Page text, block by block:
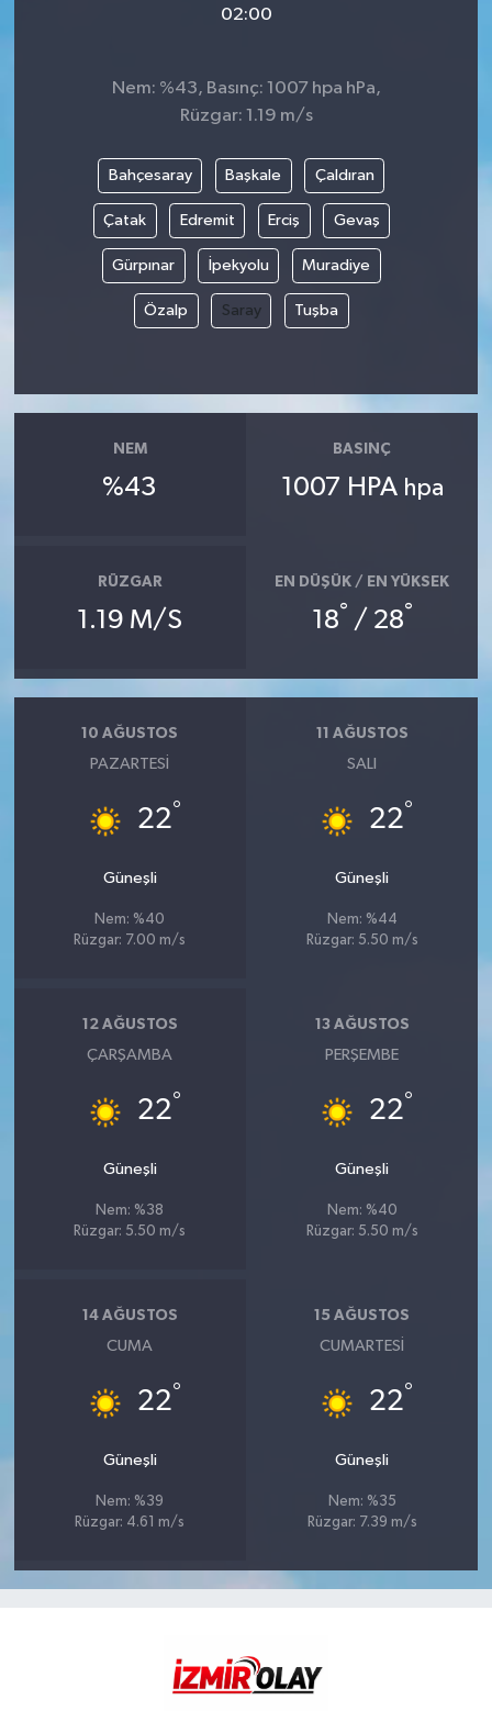
02:00
Nem: %43, Basınç: 1007 hpa hPa,
Rüzgar: 1.19 m/s
Bahçesaray Başkale Çaldıran
Çatak Edremit Erciş Gevaş
Gürpınar İpekyolu Muradiye
Özalp Saray Tuşba
NEM
%43
BASINÇ
1007 HPA hpa
RÜZGAR
1.19 M/S
EN DÜŞÜK / EN YÜKSEK
18° / 28°
10 AĞUSTOS
PAZARTESI
22°
Güneşli
Nem: %40
Rüzgar: 7.00 m/s
11 AĞUSTOS
SALI
22°
Güneşli
Nem: %44
Rüzgar: 5.50 m/s
12 AĞUSTOS
ÇARŞAMBA
22°
Güneşli
Nem: %38
Rüzgar: 5.50 m/s
13 AĞUSTOS
PERŞEMBE
22°
Güneşli
Nem: %40
Rüzgar: 5.50 m/s
14 AĞUSTOS
CUMA
22°
Güneşli
Nem: %39
Rüzgar: 4.61 m/s
15 AĞUSTOS
CUMARTESI
22°
Güneşli
Nem: %35
Rüzgar: 7.39 m/s